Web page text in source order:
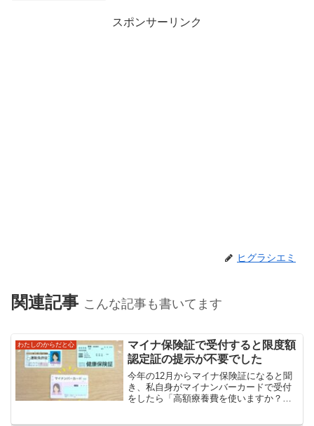
スポンサーリンク
ヒグラシエミ
関連記事 こんな記事も書いてます
わたしのからだと心
マイナ保険証で受付すると限度額
認定証の提示が不要でした
今年の12月からマイナ保険証になると聞
き、私自身がマイナンバーカードで受付
をしたら「高額療養費を使いますか？」